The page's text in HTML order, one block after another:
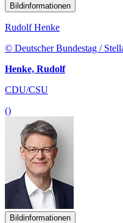
Bildinformationen
Rudolf Henke
© Deutscher Bundestag /
Henke, Rudolf
CDU/CSU
()
Bildinformationen